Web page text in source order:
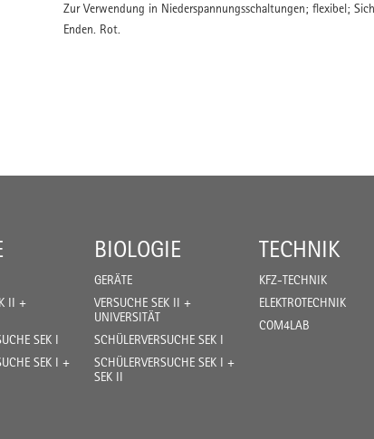
Zur Verwendung in Niederspannungsschaltungen; flexibel;
Enden. Rot.
II +
SEK I
SEK I +
BIOLOGIE
GERÄTE
VERSUCHE SEK II +
UNIVERSITÄT
SCHÜLERVERSUCHE SEK I
SCHÜLERVERSUCHE SEK I +
SEK II
TECHNIK
KFZ-TECHNIK
ELEKTROTECHNIK
COM4LAB